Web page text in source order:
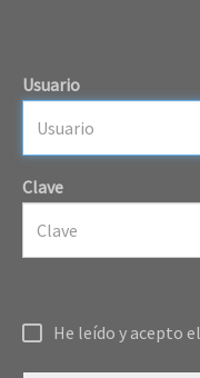
Usuario
Clave
He leído y acepto el